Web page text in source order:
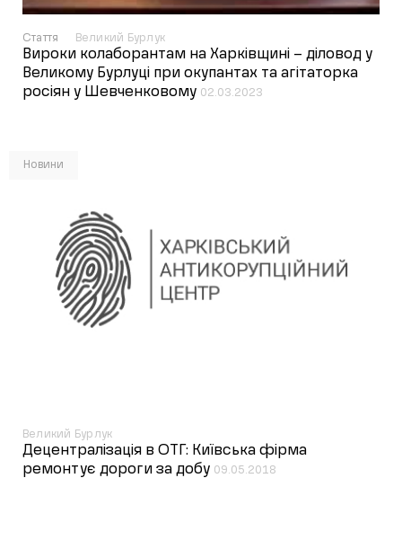
Стаття Великий Бурлук
Вироки колаборантам на Харківщині – діловод у
Великому Бурлуці при окупантах та агітаторка
росіян у Шевченковому 02.03.2023
Новини
Великий Бурлук
Децентралізація в ОТГ: Київська фірма
ремонтує дороги за добу 09.05.2018